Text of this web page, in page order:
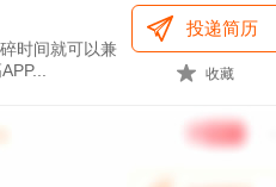
时间就可以兼
投递简历
收藏